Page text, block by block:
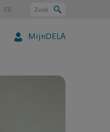
Zoek
FR
MijnDELA